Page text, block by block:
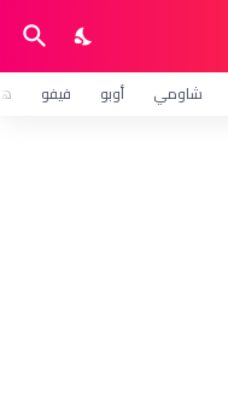
شاومي أوبو فيفو